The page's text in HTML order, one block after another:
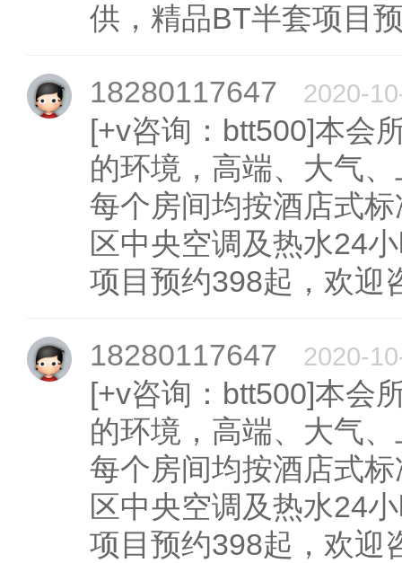
供，精品BT半套项目
18280117647 2020-
[+v咨询：btt500]本会
的环境，高端、大气
每个房间均按酒店式
区中央空调及热水24
项目预约398起，欢迎
18280117647 2020-
[+v咨询：btt500]本会
的环境，高端、大气
每个房间均按酒店式
区中央空调及热水24
项目预约398起，欢迎